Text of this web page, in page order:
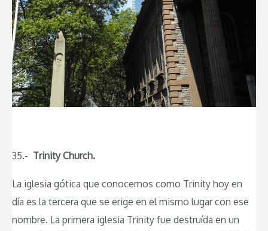
35.- Trinity Church.
La iglesia gótica que conocemos como Trinity hoy en
día es la tercera que se erige en el mismo lugar con ese
nombre. La primera iglesia Trinity fue destruída en un